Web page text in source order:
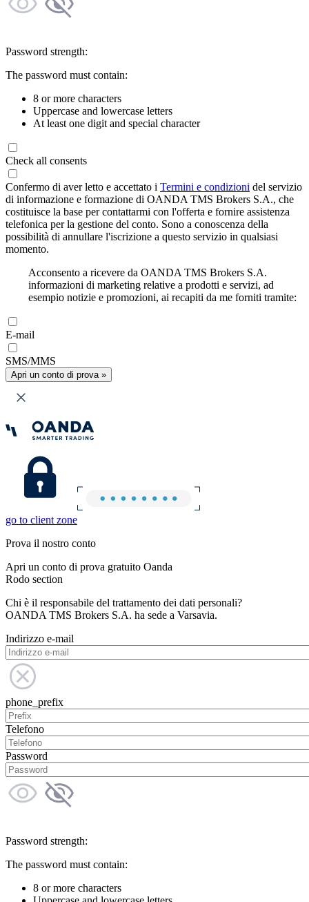
Password strength:
The password must contain:
8 or more characters
Uppercase and lowercase letters
At least one digit and special character
Check all consents
Confermo di aver letto e accettato i Termini e condizioni del servizio
di informazione e formazione di OANDA TMS Brokers S.A., che
costituisce la base per contattarmi con l'offerta e fornire assistenza
telefonica per la gestione del conto. Sono a conoscenza della
possibilità di annullare l'iscrizione a questo servizio in qualsiasi
momento.
Acconsento a ricevere da OANDA TMS Brokers S.A.
informazioni di marketing relative a prodotti e servizi, ad
esempio notizie e promozioni, ai recapiti da me forniti tramite:
E-mail
SMS/MMS
Apri un conto di prova »
go to client zone
Prova il nostro conto
Apri un conto di prova gratuito Oanda
Rodo section
Chi è il responsabile del trattamento dei dati personali?
OANDA TMS Brokers S.A. ha sede a Varsavia.
Indirizzo e-mail
phone_prefix
Telefono
Password
Password strength:
The password must contain:
8 or more characters